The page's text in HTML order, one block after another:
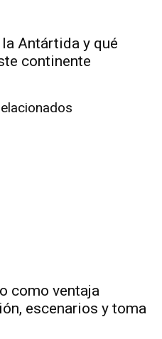
Antártida y qué
continente
como ventaja
escenarios y toma